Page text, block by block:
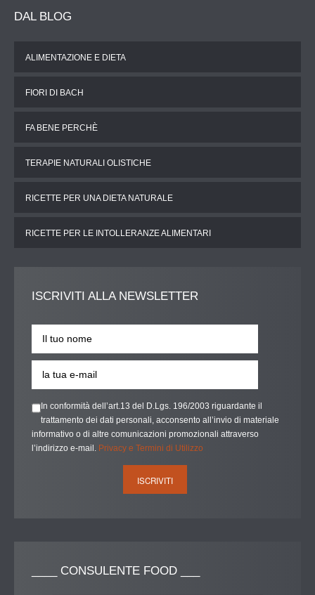
DAL BLOG
ALIMENTAZIONE E DIETA
FIORI DI BACH
FA BENE PERCHÈ
TERAPIE NATURALI OLISTICHE
RICETTE PER UNA DIETA NATURALE
RICETTE PER LE INTOLLERANZE ALIMENTARI
ISCRIVITI ALLA NEWSLETTER
In conformità dell’art.13 del D.Lgs. 196/2003 riguardante il
trattamento dei dati personali, acconsento all’invio di materiale
informativo o di altre comunicazioni promozionali attraverso
l’indirizzo e-mail. Privacy e Termini di Utilizzo
CONSULENTE FOOD ___